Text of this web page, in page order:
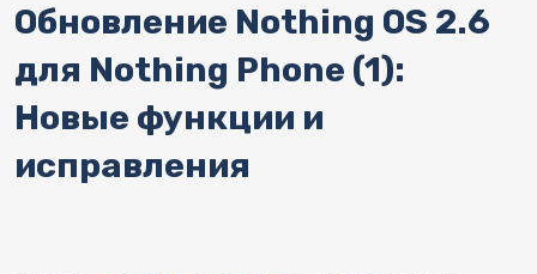
Обновление Nothing OS 2.6
для Nothing Phone (1):
Новые функции и
исправления